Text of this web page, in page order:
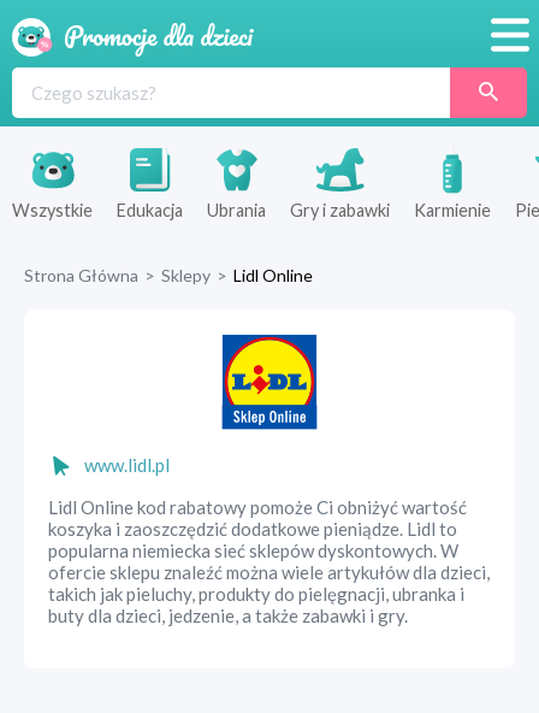
Produkty
Sklepy
Wszystkie Edukacja Ubrania Gry i zabawki Karmienie
Strona Główna > Sklepy > Lidl Online
www.lidl.pl
Lidl Online kod rabatowy pomoże Ci obniżyć wartość
koszyka i zaoszczędzić dodatkowe pieniądze. Lidl to
popularna niemiecka sieć sklepów dyskontowych. W
ofercie sklepu znaleźć można wiele artykułów dla dzieci,
takich jak pieluchy, produkty do pielęgnacji, ubranka i
buty dla dzieci, jedzenie, a także zabawki i gry.